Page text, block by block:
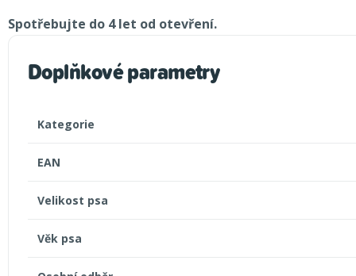
Spotřebujte do 4 let od otevření.
Doplňkové parametry
Kategorie
EAN
Velikost psa
Věk psa